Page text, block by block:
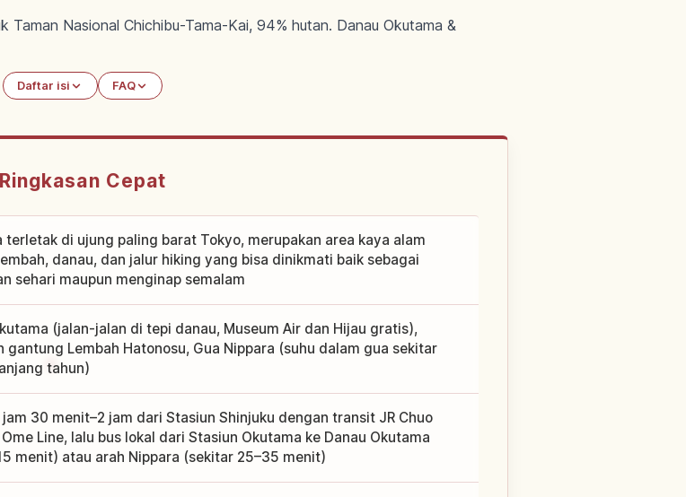
Taman Nasional Chichibu-Tama-Kai, 94% hutan. Danau Okutama &
Daftar isi FAQ
Ringkasan Cepat
terletak di ujung paling barat Tokyo, merupakan area kaya alam
danau, dan jalur hiking yang bisa dinikmati baik sebagai
sehari maupun menginap semalam
(jalan-jalan di tepi danau, Museum Air dan Hijau gratis),
gantung Lembah Hatonosu, Gua Nippara (suhu dalam gua sekitar
tahun)
jam 30 menit–2 jam dari Stasiun Shinjuku dengan transit JR Chuo
Line, lalu bus lokal dari Stasiun Okutama ke Danau Okutama
menit) atau arah Nippara (sekitar 25–35 menit)